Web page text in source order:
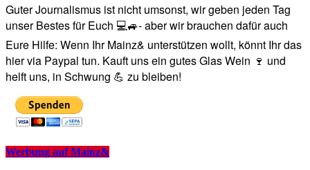
Guter Journalismus ist nicht umsonst, wir geben jeden Tag
unser Bestes für Euch 💻🚙- aber wir brauchen dafür auch
Eure Hilfe: Wenn Ihr Mainz& unterstützen wollt, könnt Ihr das
hier via Paypal tun. Kauft uns ein gutes Glas Wein 🍷 und
helft uns, in Schwung 💪 zu bleiben!
Werbung auf Mainz&